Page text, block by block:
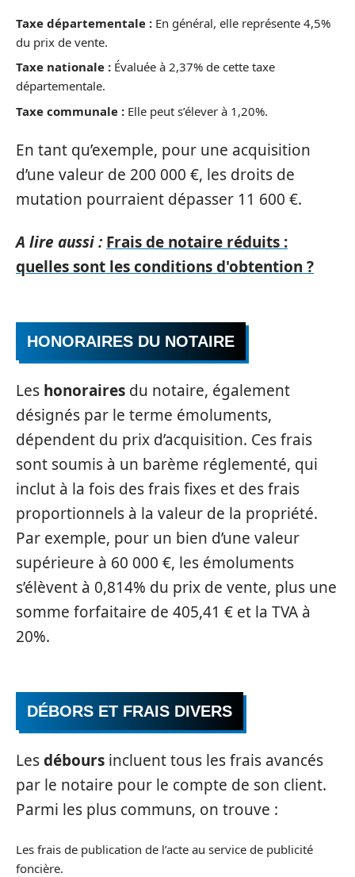
Taxe départementale : En général, elle représente 4,5%
du prix de vente.
Taxe nationale : Évaluée à 2,37% de cette taxe
départementale.
Taxe communale : Elle peut s’élever à 1,20%.
En tant qu’exemple, pour une acquisition
d’une valeur de 200 000 €, les droits de
mutation pourraient dépasser 11 600 €.
A lire aussi : Frais de notaire réduits :
quelles sont les conditions d'obtention ?
HONORAIRES DU NOTAIRE
Les honoraires du notaire, également
désignés par le terme émoluments,
dépendent du prix d’acquisition. Ces frais
sont soumis à un barème réglementé, qui
inclut à la fois des frais fixes et des frais
proportionnels à la valeur de la propriété.
Par exemple, pour un bien d’une valeur
supérieure à 60 000 €, les émoluments
s’élèvent à 0,814% du prix de vente, plus une
somme forfaitaire de 405,41 € et la TVA à
20%.
DÉBORS ET FRAIS DIVERS
Lesdébours incluent tous les frais avancés
par le notaire pour le compte de son client.
Parmi les plus communs, on trouve :
Les frais de publication de l’acte au service de publicité
foncière.